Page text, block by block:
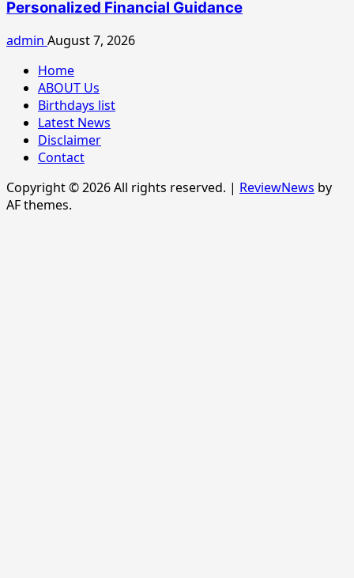
Personalized Financial Guidance
admin August 7, 2026
Home
ABOUT Us
Birthdays list
Latest News
Disclaimer
Contact
Copyright © 2026 All rights reserved. | ReviewNews by
AF themes.